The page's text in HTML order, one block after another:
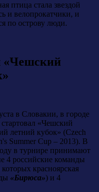
птица стала звездой
и велопрокатчики, и
по острову люди.
«Чешский
в Словакии, в городе
«Чешский
летний кубок» (Czech
Summer Cup – 2013). В
в турнире принимают
4 российские команды
которых красноярская
«Бирюса») и 4